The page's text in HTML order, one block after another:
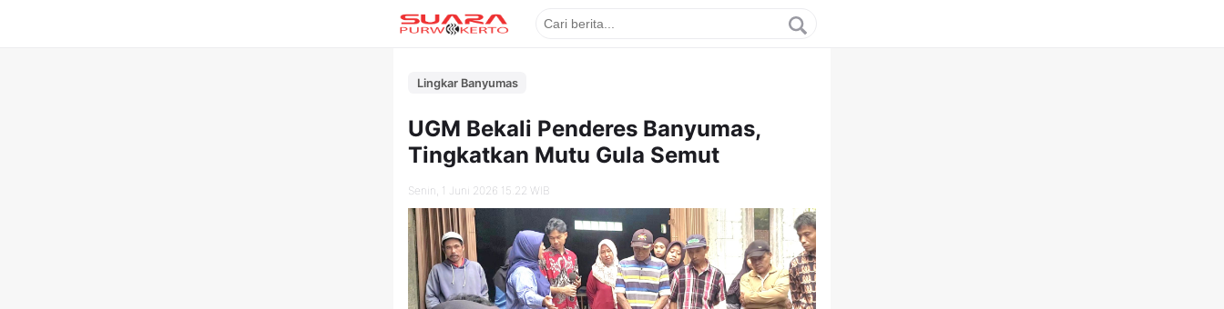
Lingkar Banyumas
UGM Bekali Penderes Banyumas,
Tingkatkan Mutu Gula Semut
Senin, 1 Juni 2026 15.22 WIB